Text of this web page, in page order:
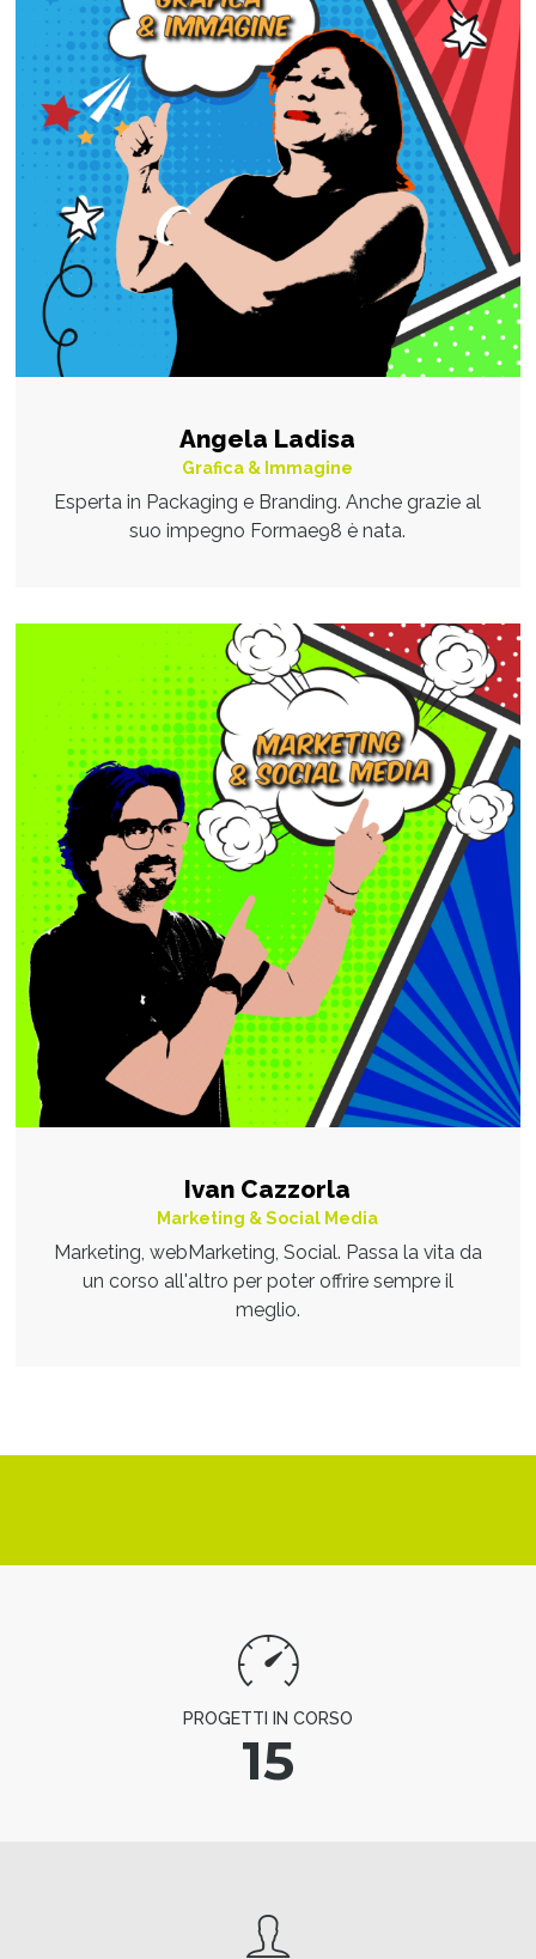
Angela Ladisa
Grafica & Immagine
Esperta in Packaging e Branding. Anche grazie al
suo impegno Formae98 è nata.
Ivan Cazzorla
Marketing & Social Media
Marketing, webMarketing, Social. Passa la vita da
un corso all'altro per poter offrire sempre il
meglio.
PROGETTI IN CORSO
15